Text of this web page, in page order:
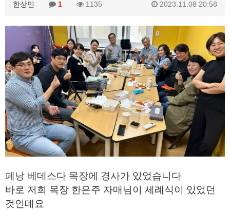
한상민 1 1135 2023.11.08 20:58
페낭 베데스다 목장에 경사가 있었습니다
바로 저희 목장 한은주 자매님이 세례식이 있었던
것인데요